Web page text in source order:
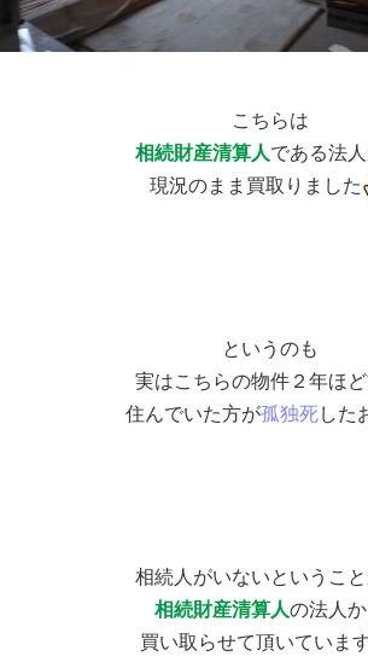
こちらは
相続財産清算人である法
現況のまま買取りました
というのも
実はこちらの物件２年ほ
住んでいた方が孤独死した
相続人がいないというこ
相続財産清算人の法人
買い取らせて頂いていま